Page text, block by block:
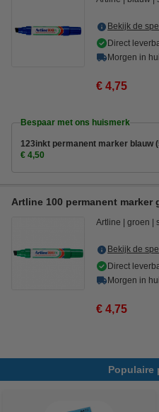
Bekijk de
Direct
Morgen in
€ 4,75
Bespaar met ons huismerk
123inkt permanent marker blauw
€ 4,50
Artline 100 permanent marker
Artline groen
Bekijk de
Direct
Morgen in
€ 4,75
Populaire